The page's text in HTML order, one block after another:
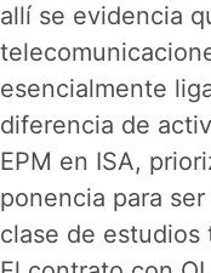
allí se evidencia
esencialmente
diferencia de
EPM en ISA,
ponencia para
clase de estudios